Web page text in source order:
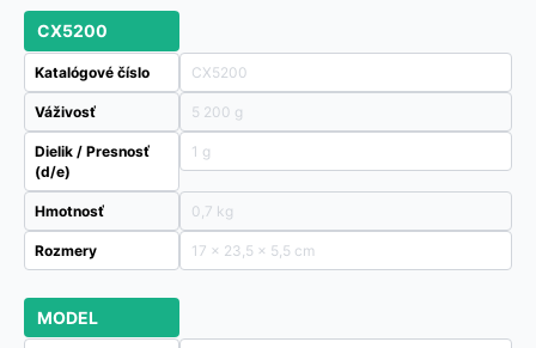
CX5200
Katalógové číslo CX5200
Váživosť 5 200 g
Dielik / Presnosť
(d/e)
1 g
Hmotnosť 0,7 kg
Rozmery 17 × 23,5 × 5,5 cm
MODEL